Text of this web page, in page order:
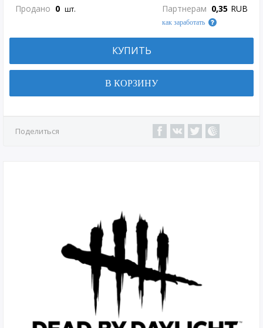
Продано 0 шт. Партнерам 0,35 RUB
как заработать
КУПИТЬ
В КОРЗИНУ
Поделиться